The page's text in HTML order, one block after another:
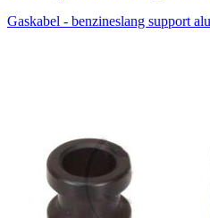
Gaskabel - benzineslang support